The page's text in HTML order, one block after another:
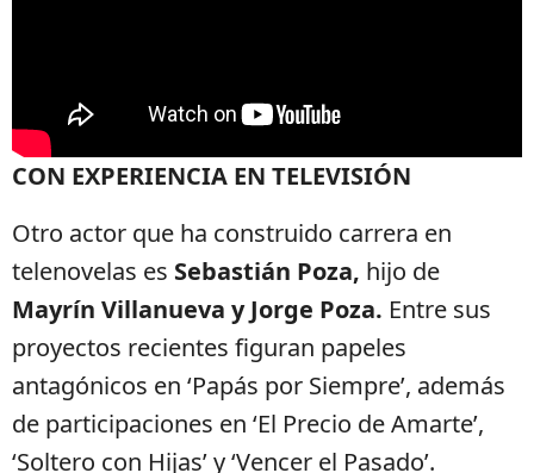
CON EXPERIENCIA EN TELEVISIÓN
Otro actor que ha construido carrera en
telenovelas es Sebastián Poza, hijo de
Mayrín Villanueva y Jorge Poza. Entre sus
proyectos recientes figuran papeles
antagónicos en ‘Papás por Siempre’, además
de participaciones en ‘El Precio de Amarte’,
‘Soltero con Hijas’ y ‘Vencer el Pasado’.